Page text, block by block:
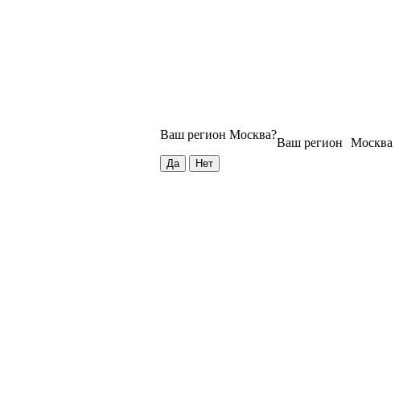
Москва
Ваш регион
Ваш регион Москва?